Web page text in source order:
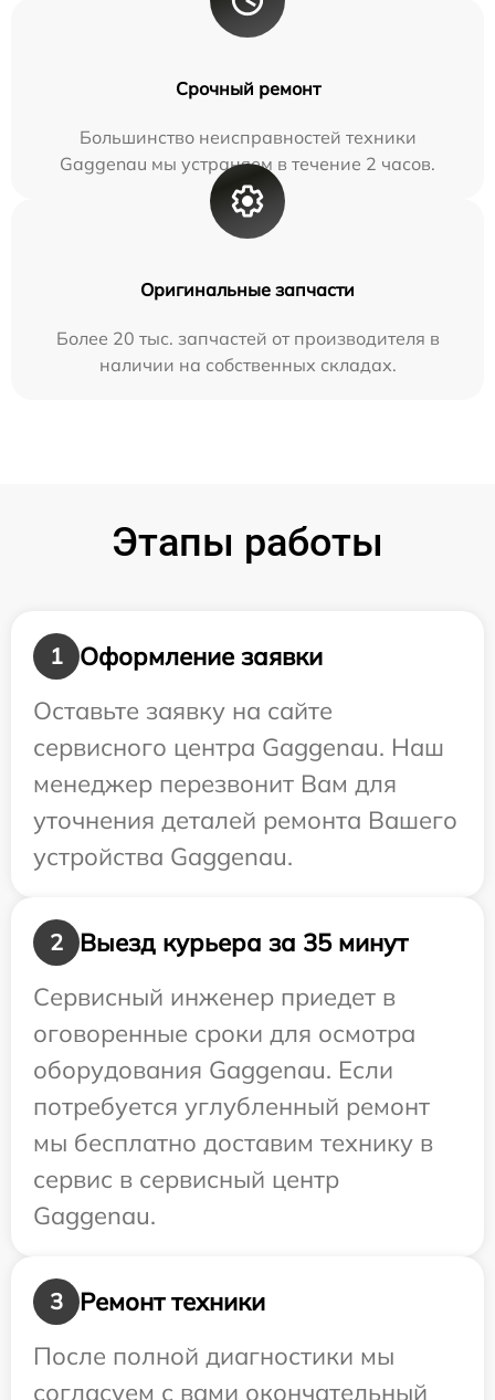
Срочный ремонт
Большинство неисправностей техники
Gaggenau мы устраняем в течение 2 часов.
Оригинальные запчасти
Более 20 тыс. запчастей от производителя в
наличии на собственных складах.
Этапы работы
1
Оформление заявки
Оставьте заявку на сайте
сервисного центра Gaggenau. Наш
менеджер перезвонит Вам для
уточнения деталей ремонта Вашего
устройства Gaggenau.
2
Выезд курьера за 35 минут
Сервисный инженер приедет в
оговоренные сроки для осмотра
оборудования Gaggenau. Если
потребуется углубленный ремонт
мы бесплатно доставим технику в
сервис в сервисный центр
Gaggenau.
3
Ремонт техники
После полной диагностики мы
согласуем с вами окончательный